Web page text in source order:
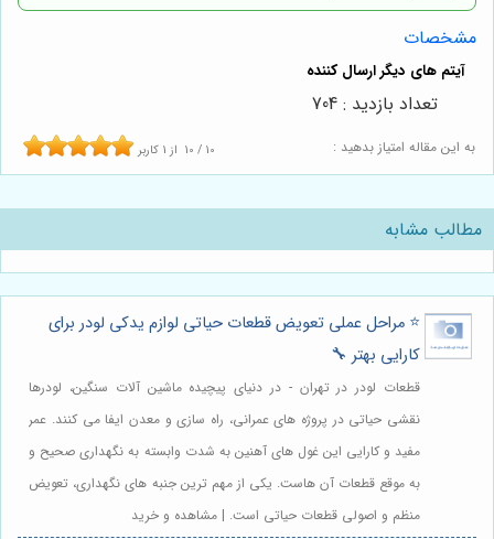
مشخصات
به این مقاله امتیاز بدهید : 10 / 10 از 1 کاربر
تعداد بازدید : 704
مطالب مشابه
⭐️ مراحل عملی تعویض قطعات حیاتی لوازم یدکی لودر برای
کارایی بهتر 🔧
قطعات لودر در تهران - در دنیای پیچیده ماشین آلات سنگین، لودرها
نقشی حیاتی در پروژه های عمرانی، راه سازی و معدن ایفا می کنند. عمر
مفید و کارایی این غول های آهنین به شدت وابسته به نگهداری صحیح و
به موقع قطعات آن هاست. یکی از مهم ترین جنبه های نگهداری، تعویض
منظم و اصولی قطعات حیاتی است. | مشاهده و خرید